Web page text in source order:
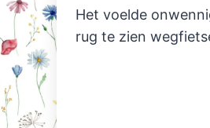
Het voelde
rug te zien